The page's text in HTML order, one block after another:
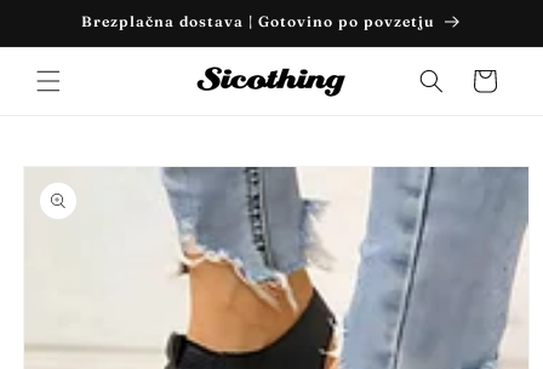
vsebino
Brezplačna dostava | Gotovino po povzetju
Košarica
informacije
o izdelku